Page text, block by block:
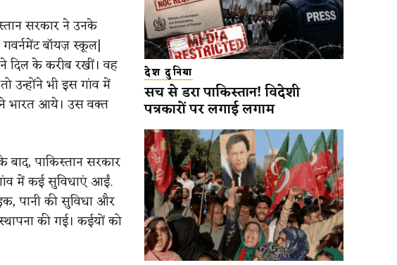
सरकार ने उनके
बॉयज़ स्कूल|
दिल के करीब रखीं। वह
उन्होंने भी इस गांव में
भारत आये। उस वक्त
बाद, पाकिस्तान सरकार
में कई सुविधाएं आईं.
पानी की सुविधा और
की गई। कईयों को
देश दुनिया
सच से डरा पाकिस्तान! विदेशी
पत्रकारों पर लगाई लगाम